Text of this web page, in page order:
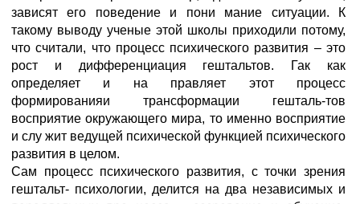
зависят его поведение и пони мание ситуации. К
такому выводу ученые этой школы приходили потому,
что считали, что процесс психического развития – это
рост и дифференциация гештальтов. Гак как
определяет и на правляет этот процесс
формированияи трансформации гешталь-тов
восприятие окружающего мира, то именно восприятие
и слу жит ведущей психической функцией психического
развития в целом.
Сам процесс психического развития, с точки зрения
гештальт- психологии, делится на два независимых и